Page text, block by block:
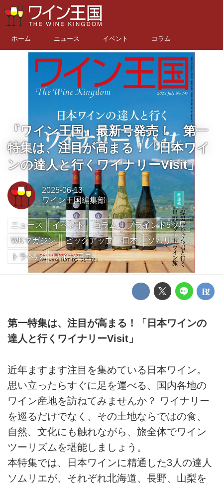
ホーム ニュース イベント コラム
『ワイン王国』最新号発売！ 第一
特集は、注目が高まる！「日本ワイ
ンの達人と行くワイナリーVisit」
2025-06-13
ワイン王国編集部
ニュース イベント コラム
ブラインド5ツ星
WKマガジン
ピックアップ 日本
ソムリエ
トラベル
ワイン王国
第一特集は、注目が高まる！「日本ワインの
達人と行くワイナリーVisit」
近年ますます注目を集めている日本ワイン。
思い立ったらすぐに足を運べる、国内各地の
ワイン産地を訪ねてみませんか？ ワイナリー
を巡るだけでなく、その土地ならではの食、
自然、文化にも触れながら、旅全体でワイン
ツーリズムを堪能しましょう。
本特集では、日本ワインに精通した3人の達人
ソムリエが、それぞれ北海道、長野、山梨を